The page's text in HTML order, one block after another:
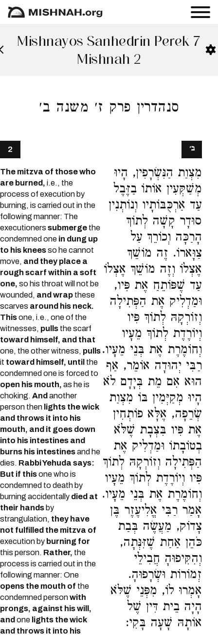
Mishnayos Sanhedrin Perek 7
Mishnah 2
סנהדרין פרק ז׳ משנה ב׳
2
The mitzva of those who
are burned, i.e., the
process of execution by
burning, is carried out in the
following manner: The
executionerssubmerge the
condemned one in dung up
to his kneesso he cannot
move, and they place a
rough scarf within a soft
one, so his throat will not be
wounded, and wrap these
scarves around his neck.
Thisone, i.e., one of the
witnesses, pulls the scarf
toward himself, and that
one, the other witness, pulls
it toward himself, until the
condemned one is forced to
open his mouth, as he is
choking. And another
person then lights the wick
and throws it into his
mouth, and it goes down
into his intestines and
burns his intestinesand he
dies. Rabbi Yehuda says:
But if thisone who is
condemned to death by
burning accidentally died at
their hands by
strangulation, they have
not fulfilled the mitzva of
execution by burning for
this person. Rather, the
process is carried out in the
following manner: One
opens the mouth of the
condemned personwith
prongs, against his will,
and one lights the wick
and throws it into his
מִצְוַת הַנִּשְׂרָפִין, הָיוּ
מְשַׁקְּעִין אוֹתוֹ בַזֶּבֶל
עַד אַרְכֻּבּוֹתָיו וְנוֹתְנִין
סוּדָר קָשָׁה לְתוֹךְ
הָרַכָּה וְכוֹרֵךְ עַל
צַוָּארוֹ. זֶה מוֹשֵׁךְ
אֶצְלוֹ וְזֶה מוֹשֵׁךְ אֶצְלוֹ
עַד שֶׁפּוֹתֵחַ אֶת פִּיו,
וּמַדְלִיק אֶת הַפְּתִילָה
וְזוֹרְקָהּ לְתוֹךְ פִּיו
וְיוֹרֶדֶת לְתוֹךְ מֵעָיו
וְחוֹמֶרֶת אֶת בְּנֵי מֵעָיו.
רַבִּי יְהוּדָה אוֹמֵר, אַף
הוּא אִם מֵת בְּיָדָם לֹא
הָיוּ מְקַיְּמִין בּוֹ מִצְוַת
שְׂרֵפָה, אֶלָּא פוֹתְחִין
אֶת פִּיו בִּצְבָת שֶׁלֹּא
בְטוֹבָתוֹ וּמַדְלִיק אֶת
הַפְּתִילָה וְזוֹרְקָהּ לְתוֹךְ
פִּיו וְיוֹרֶדֶת לְתוֹךְ מֵעָיו
וְחוֹמֶרֶת אֶת בְּנֵי מֵעָיו.
אָמַר רַבִּי אֱלִיעֶזֶר בֶּן
צָדוֹק, מַעֲשֶׂה בְּבַת
כֹּהֵן אַחַת שֶׁזִּנְּתָה,
וְהִקִּיפוּהָ חֲבִילֵי
זְמוֹרוֹת וּשְׂרָפוּהָ.
אָמְרוּ לוֹ, מִפְּנֵי שֶׁלֹּא
הָיָה בֵית דִּין שֶׁל
אוֹתָהּ שָׁעָה בָּקִי:
ב׳